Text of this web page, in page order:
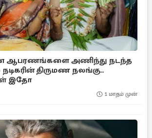
ஆபரணங்களை அணிந்து நடந்த
திருமண நலங்கு..
இதோ
1 மாதம் முன்